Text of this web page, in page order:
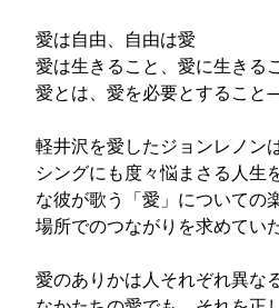
愛は自由、自由は愛
愛は生きること、愛に生きる
愛とは、愛を必要とするこ
軽井沢を愛したジョンレノン
シングにも度々悩まさる人生
な彼が歌う「愛」についての
場所でのつながりを求めてい
愛のありかは人それぞれ異な